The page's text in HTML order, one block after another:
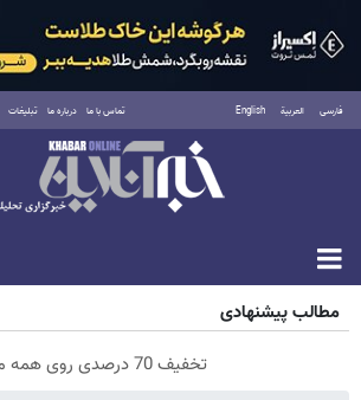
فارسی العربية English تماس با ما درباره ما تبلیغات
پنجشنبه ۱۵ مرداد ۱۴۰۵
مطالب پیشنهادی
تخفیف 70 درصدی روی همه محصولات مونو چرم